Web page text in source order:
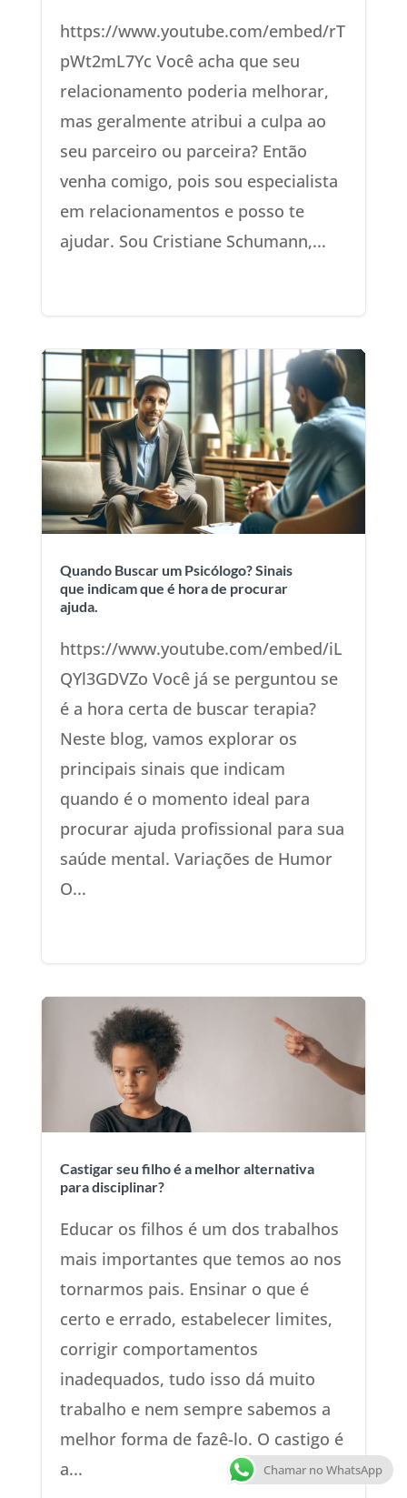
https://www.youtube.com/embed/rT
pWt2mL7Yc Você acha que seu
relacionamento poderia melhorar,
mas geralmente atribui a culpa ao
seu parceiro ou parceira? Então
venha comigo, pois sou especialista
em relacionamentos e posso te
ajudar. Sou Cristiane Schumann,...
Quando Buscar um Psicólogo? Sinais
que indicam que é hora de procurar
ajuda.
https://www.youtube.com/embed/iL
QYl3GDVZo Você já se perguntou se
é a hora certa de buscar terapia?
Neste blog, vamos explorar os
principais sinais que indicam
quando é o momento ideal para
procurar ajuda profissional para sua
saúde mental. Variações de Humor
O...
Castigar seu filho é a melhor alternativa
para disciplinar?
Educar os filhos é um dos trabalhos
mais importantes que temos ao nos
tornarmos pais. Ensinar o que é
certo e errado, estabelecer limites,
corrigir comportamentos
inadequados, tudo isso dá muito
trabalho e nem sempre sabemos a
melhor forma de fazê-lo. O castigo é
a...
Chamar no WhatsApp